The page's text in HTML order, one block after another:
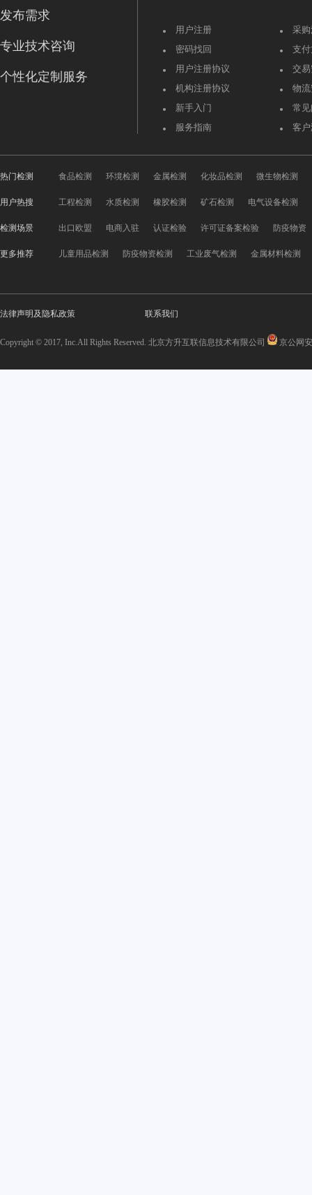
发布需求
专业技术咨询
个性化定制服务
用户注册
密码找回
用户注册协议
机构注册协议
新手入门
服务指南
采
支
交
物
常
客
热门检测 食品检测 环境检测 金属检测 化妆品检测 微生物检测
用户热搜 工程检测 水质检测 橡胶检测 矿石检测 电气设备检测
检测场景 出口欧盟 电商入驻 认证检验 许可证备案检验 防疫物资
更多推荐 儿童用品检测 防疫物资检测 工业废气检测 金属材料检测
法律声明及隐私政策 联系我们
Copyright © 2017, Inc.All Rights Reserved. 北京方升互联信息技术有限公司 京公网